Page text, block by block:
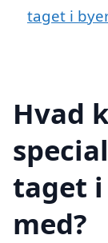
taget i
Hvad
taget
med?